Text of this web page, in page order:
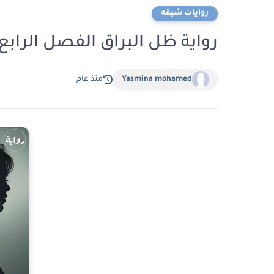
روايات شيقه
رواية ظل البراق الفصل الرابع 4 بقلم
Yasmina mohamed منذ عام